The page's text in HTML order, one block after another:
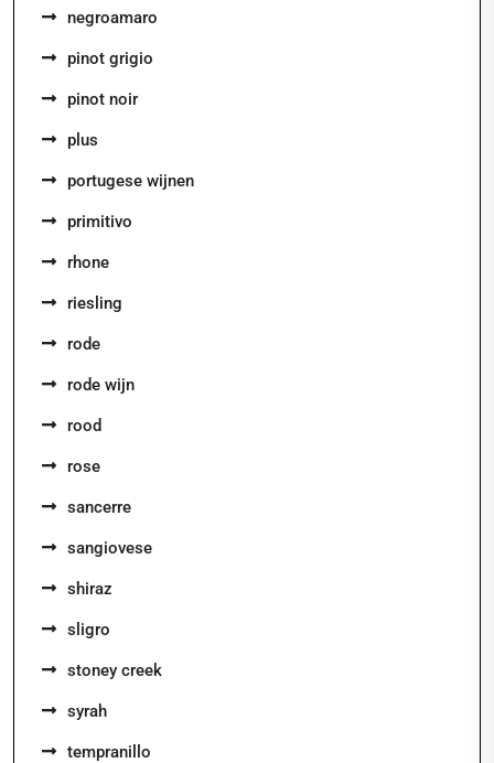
negroamaro
pinot grigio
pinot noir
plus
portugese wijnen
primitivo
rhone
riesling
rode
rode wijn
rood
rose
sancerre
sangiovese
shiraz
sligro
stoney creek
syrah
tempranillo